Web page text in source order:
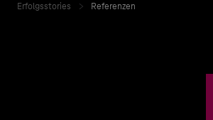
Erfolgsstories Referenzen